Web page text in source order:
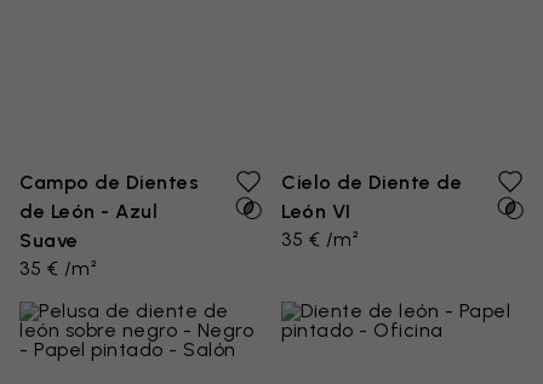
Campo de Dientes
de León - Azul
Suave
35 € /m²
Cielo de Diente de
León VI
35 € /m²